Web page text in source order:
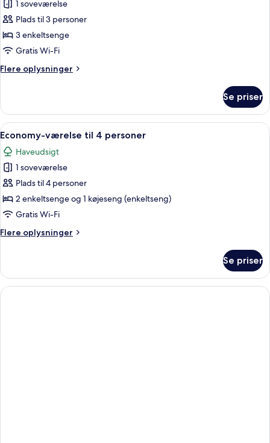
af
Standardværelse
til
3
1 soveværelse
Plads til 3 personer
3 enkeltsenge
Gratis Wi-Fi
Flere oplysninger
Flere
til
personer
Se priser
Indlæs
alle
billeder
af
Economy-
værelse
til
personer
Et hotelværelse med køjeseng,
1
Economy-værelse til 4 personer
Haveudsigt
1 soveværelse
Plads til 4 personer
2 enkeltsenge og 1 køjeseng (enkeltseng)
Gratis Wi-Fi
Flere oplysninger
Flere
værelse
til
4
Se priser